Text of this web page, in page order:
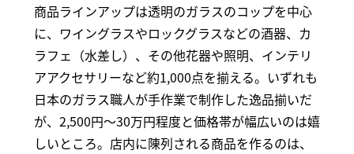
商品ラインアップは透明のガラスのコップを中心
に、ワイングラスやロックグラスなどの酒器、カ
ラフェ（水差し）、その他花器や照明、インテリ
アアクセサリーなど約1,000点を揃える。いずれも
日本のガラス職人が手作業で制作した逸品揃いだ
が、2,500円～30万円程度と価格帯が幅広いのは嬉
しいところ。店内に陳列される商品を作るのは、